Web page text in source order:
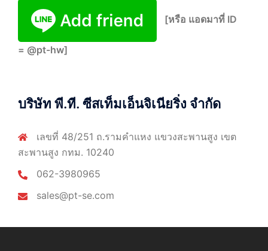
[หรือ แอดมาที่ ID
= @pt-hw]
บริษัท พี.ที. ซีสเท็มเอ็นจิเนียริ่ง จำกัด
เลขที่ 48/251 ถ.รามคำแหง แขวงสะพานสูง เขต
สะพานสูง กทม. 10240
062-3980965
sales@pt-se.com